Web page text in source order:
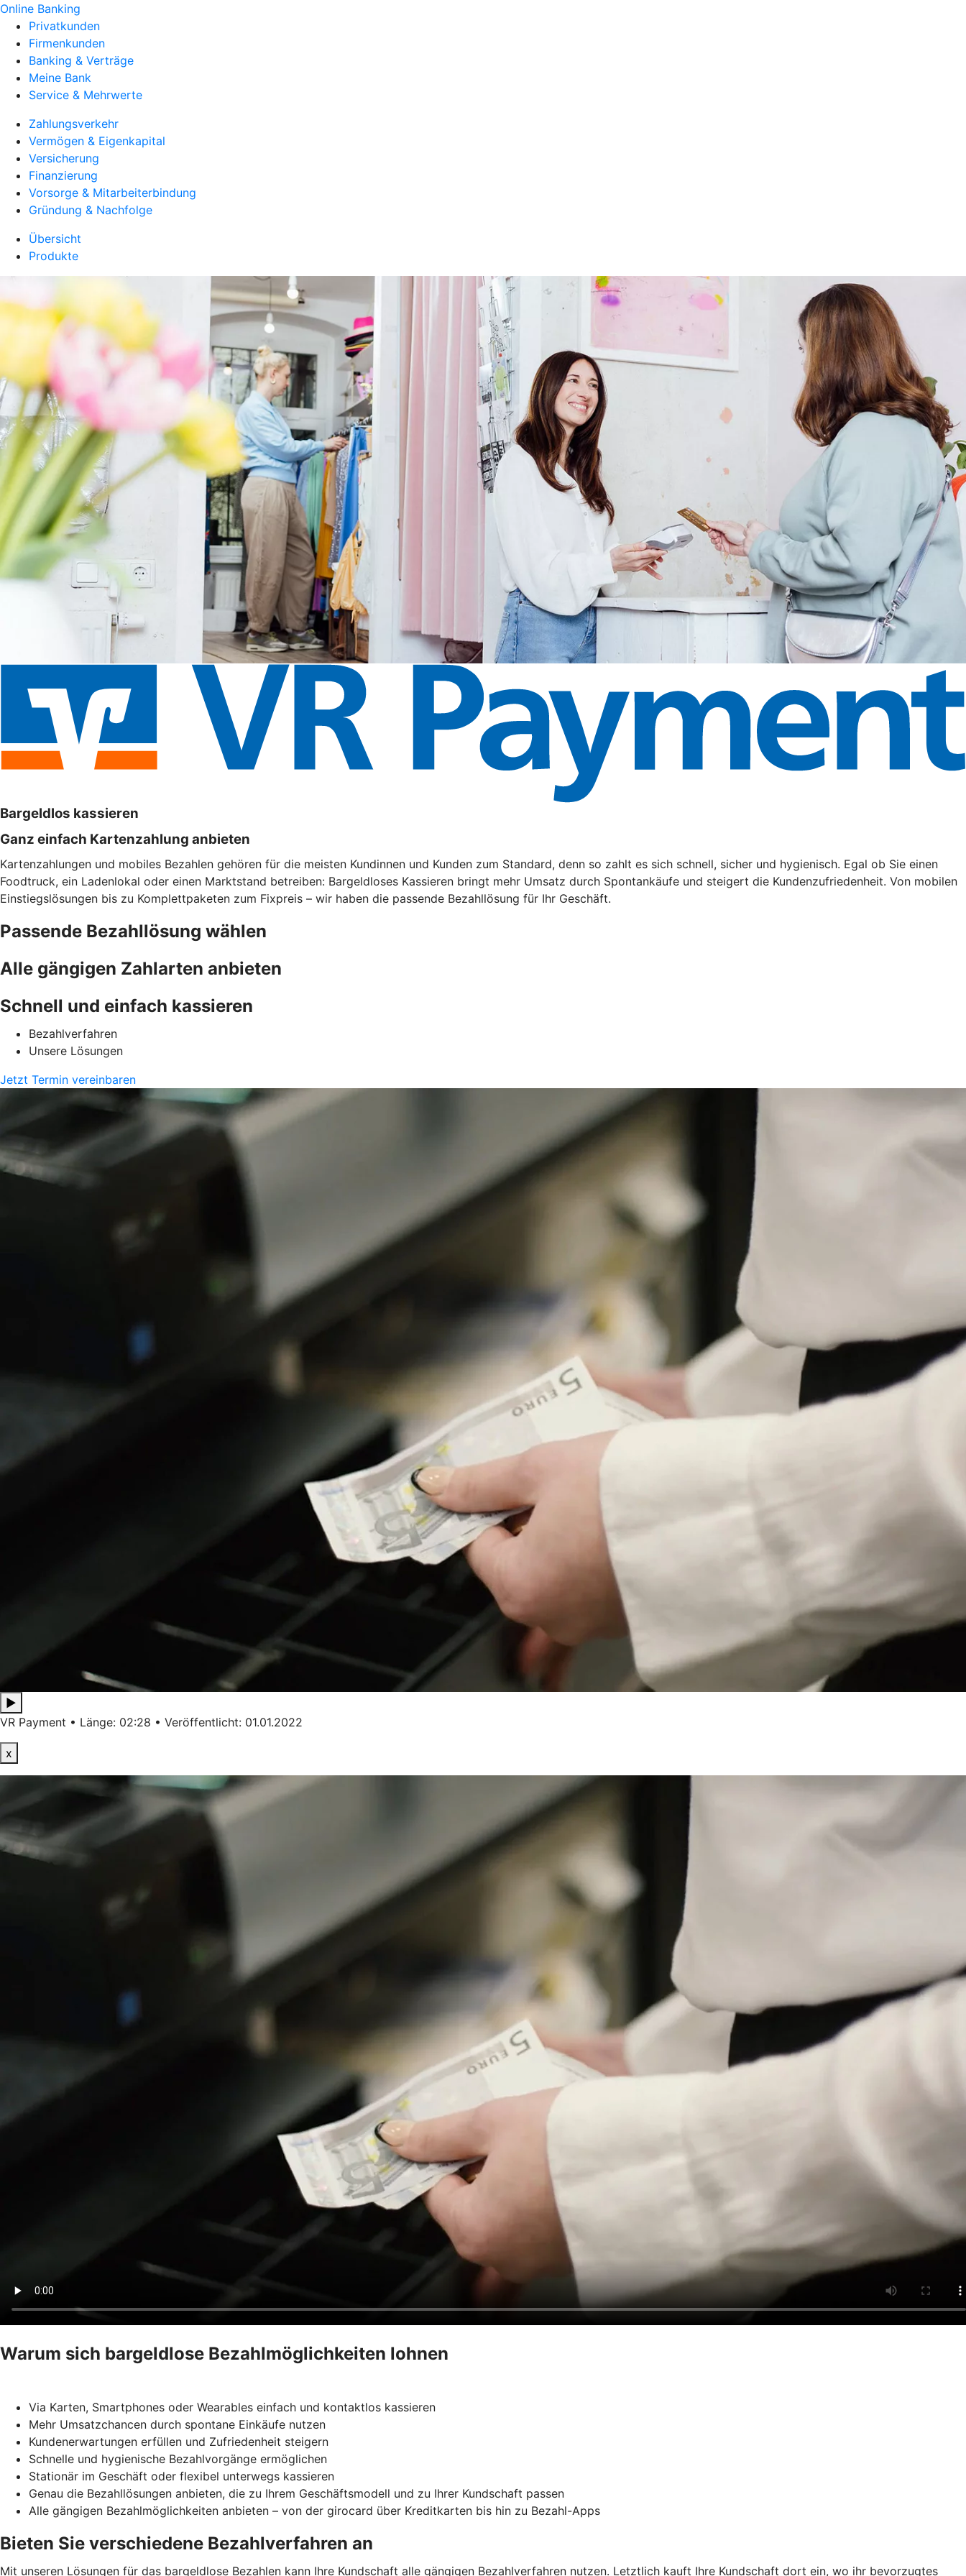
Online Banking
Privatkunden
Firmenkunden
Banking & Verträge
Meine Bank
Service & Mehrwerte
Zahlungsverkehr
Vermögen & Eigenkapital
Versicherung
Finanzierung
Vorsorge & Mitarbeiterbindung
Gründung & Nachfolge
Übersicht
Produkte
Bargeldlos kassieren
Ganz einfach Kartenzahlung anbieten
Kartenzahlungen und mobiles Bezahlen gehören für die meisten Kundinnen und Kunden zum Standard, denn so zahlt es sich schnell, sicher und hygienisch. Egal ob Sie einen
Foodtruck, ein Ladenlokal oder einen Marktstand betreiben: Bargeldloses Kassieren bringt mehr Umsatz durch Spontankäufe und steigert die Kundenzufriedenheit. Von mobilen
Einstiegslösungen bis zu Komplettpaketen zum Fixpreis – wir haben die passende Bezahllösung für Ihr Geschäft.
Passende Bezahllösung wählen
Alle gängigen Zahlarten anbieten
Schnell und einfach kassieren
Bezahlverfahren
Unsere Lösungen
Jetzt Termin vereinbaren
▶
VR Payment • Länge: 02:28 • Veröffentlicht: 01.01.2022
x
Warum sich bargeldlose Bezahlmöglichkeiten lohnen
Via Karten, Smartphones oder Wearables einfach und kontaktlos kassieren
Mehr Umsatzchancen durch spontane Einkäufe nutzen
Kundenerwartungen erfüllen und Zufriedenheit steigern
Schnelle und hygienische Bezahlvorgänge ermöglichen
Stationär im Geschäft oder flexibel unterwegs kassieren
Genau die Bezahllösungen anbieten, die zu Ihrem Geschäftsmodell und zu Ihrer Kundschaft passen
Alle gängigen Bezahlmöglichkeiten anbieten – von der girocard über Kreditkarten bis hin zu Bezahl-Apps
Bieten Sie verschiedene Bezahlverfahren an
Mit unseren Lösungen für das bargeldlose Bezahlen kann Ihre Kundschaft alle gängigen Bezahlverfahren nutzen. Letztlich kauft Ihre Kundschaft dort ein, wo ihr bevorzugtes